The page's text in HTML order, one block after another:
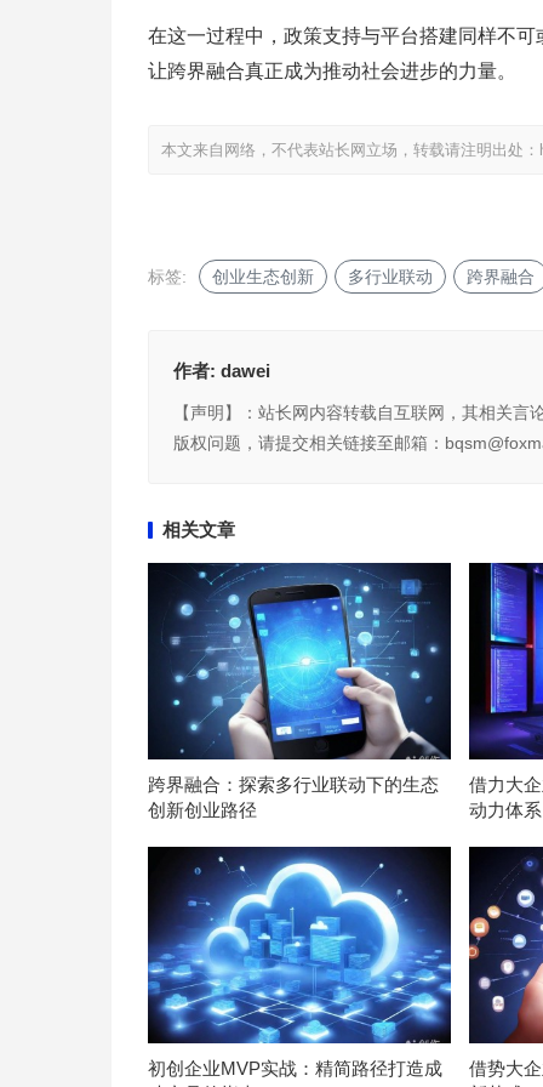
在这一过程中，政策支持与平台搭建同样不
让跨界融合真正成为推动社会进步的力量。
本文来自网络，不代表站长网立场，转载请注明出处：
标签: 创业生态创新 多行业联动 跨界融合
作者: dawei
【声明】：站长网内容转载自互联网，其相关
版权问题，请提交相关链接至邮箱：
相关文章
跨界融合：探索多行业联动下的生态
创新创业路径
借力大
动力体系
初创企业MVP实战：精简路径打造成
借势大